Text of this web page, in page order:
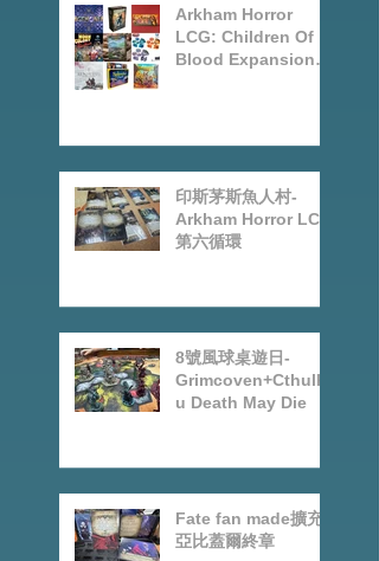
Arkham Horror
LCG: Children Of
Blood Expansion
July2026
印斯茅斯魚人村-
Arkham Horror LCG
第六循環
8號風球桌遊日-
Grimcoven+Cthulh
u Death May Die
Fate fan made擴充-
亞比蓋爾終章